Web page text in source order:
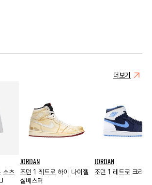
더보기
쇼츠
JORDAN
조던 1 레트로 하이 나이젤
실베스터
JORDAN
조던 1 레트로 크리스